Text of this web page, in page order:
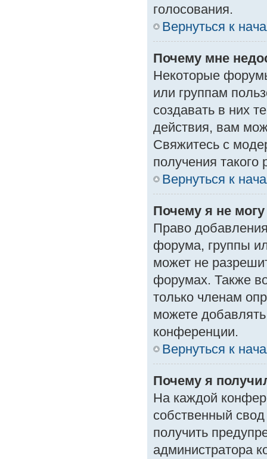
голосования.
Вернуться к
Почему мне
Некоторые
или группам
создавать в них
действия, вам
Свяжитесь с
получения такого
Вернуться к
Почему я не
Право
форума, группы
может не
форумах. Также
только членам
можете
конференции.
Вернуться к
Почему я
На каждой
собственный
получить
администратора